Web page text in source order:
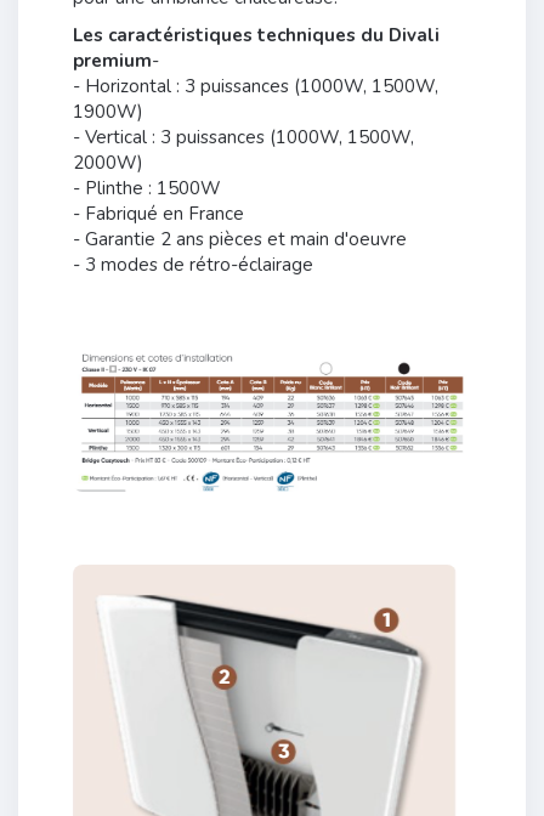
Les caractéristiques techniques du Divali
premium-
- Horizontal : 3 puissances (1000W, 1500W,
1900W)
- Vertical : 3 puissances (1000W, 1500W,
2000W)
- Plinthe : 1500W
- Fabriqué en France
- Garantie 2 ans pièces et main d'oeuvre
- 3 modes de rétro-éclairage